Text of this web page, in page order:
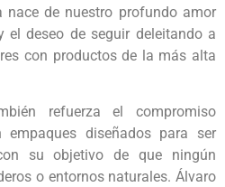
nace de nuestro profundo amor
el deseo de seguir deleitando a
con productos de la más alta
refuerza el compromiso
empaques diseñados para ser
su objetivo de que ningún
o entornos naturales. Álvaro